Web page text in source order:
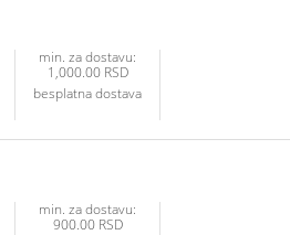
min. za dostavu:
1,000.00 RSD
besplatna dostava
min. za dostavu:
900.00 RSD